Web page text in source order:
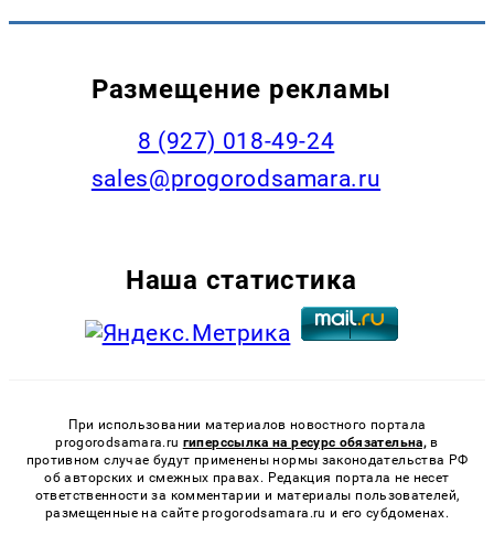
Размещение рекламы
8 (927) 018-49-24
sales@progorodsamara.ru
Наша статистика
При использовании материалов новостного портала
progorodsamara.ru гиперссылка на ресурс обязательна, в
противном случае будут применены нормы законодательства РФ
об авторских и смежных правах. Редакция портала не несет
ответственности за комментарии и материалы пользователей,
размещенные на сайте progorodsamara.ru и его субдоменах.